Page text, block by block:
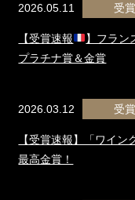
2026.05.11 受
【受賞速報
】フラン
プラチナ賞＆金賞
2026.03.12 受
【受賞速報】「ワイン
最高金賞！